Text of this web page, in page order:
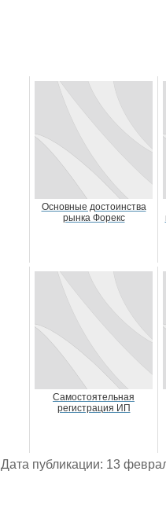
Основные достоинства
рынка Форекс
Самостоятельная
регистрация ИП
Дата публикации: 13